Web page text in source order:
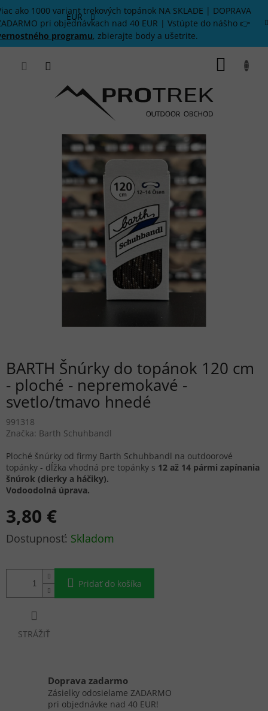
Prejsť
na
obsah
ako 1000 variant trekových topánok NA SKLADE | DOPRAVA
pri objednávkach nad 40 EUR | Vstúpte do nášho 👉
programu, zbierajte body a ušetrite.
EUR
BARTH Šnúrky do topánok 120 cm
- ploché - nepremokavé -
svetlo/tmavo hnedé
991318
Značka: Barth Schuhbandl
3,80 €
Jednotková
Skladom
Pridať do košíka
Ploché šnúrky od firmy Barth Schuhbandl na outdoorové
topánky - dĺžka vhodná pre topánky s 12 až 14 pármi zapínania
šnúrok (dierky a háčiky).
Vodoodolná úprava.
STRÁŽIŤ
Doprava zadarmo
Zásielky odosielame ZADARMO
pri objednávke nad 40 EUR!